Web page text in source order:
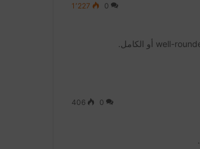
0 1٬227
0
406